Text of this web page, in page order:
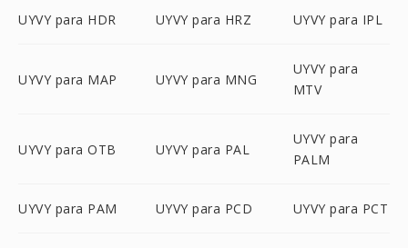
UYVY para HDR UYVY para HRZ UYVY para IPL
UYVY para MAP UYVY para MNG
UYVY para
MTV
UYVY para OTB UYVY para PAL
UYVY para
PALM
UYVY para PAM UYVY para PCD UYVY para PCT